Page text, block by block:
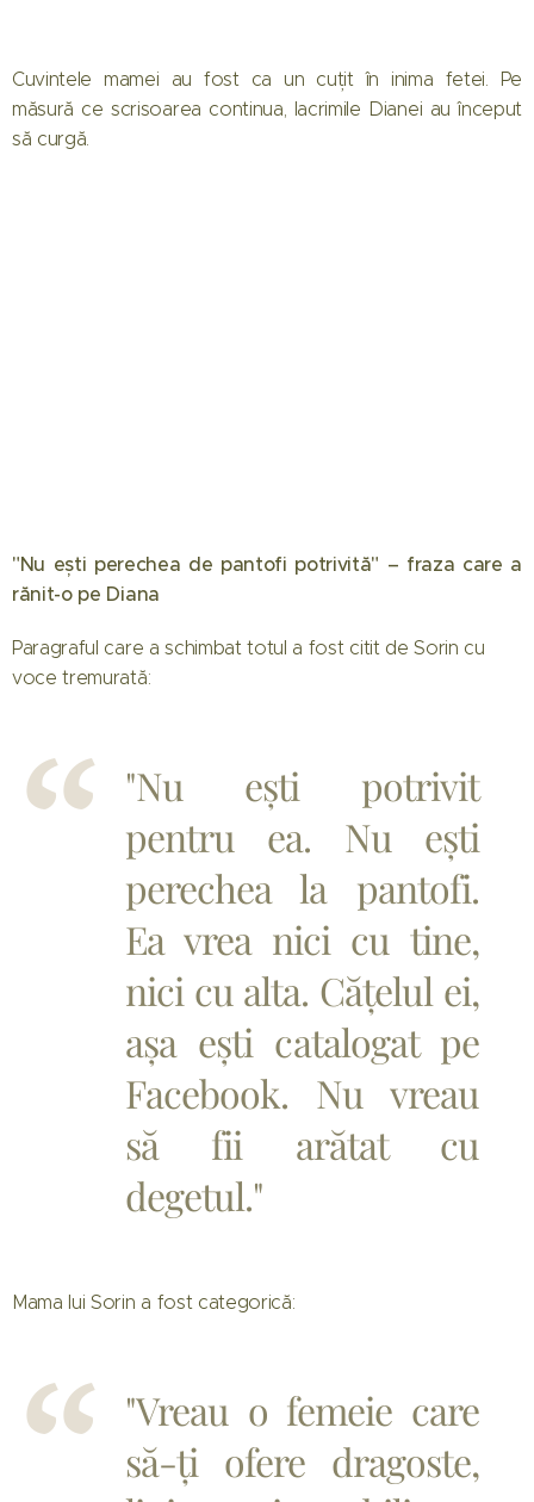
Cuvintele mamei au fost ca un cuțit în inima fetei. Pe
măsură ce scrisoarea continua, lacrimile Dianei au început
să curgă.
"Nu ești perechea de pantofi potrivită" – fraza care a
rănit-o pe Diana
Paragraful care a schimbat totul a fost citit de Sorin cu
voce tremurată:
"Nu ești potrivit
pentru ea. Nu ești
perechea la pantofi.
Ea vrea nici cu tine,
nici cu alta. Cățelul ei,
așa ești catalogat pe
Facebook. Nu vreau
să fii arătat cu
degetul."
Mama lui Sorin a fost categorică:
"Vreau o femeie care
să-ți ofere dragoste,